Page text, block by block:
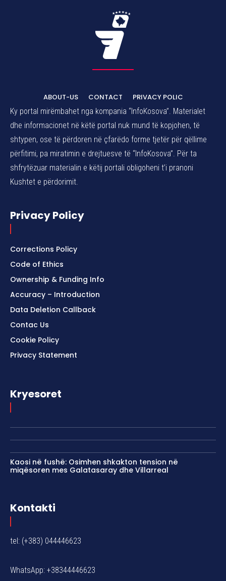
ABOUT-US CONTACT
PRIVACY POLIC
Ky portal mirëmbahet nga kompania “InfoKosova”. Materialet
dhe informacionet në këtë portal nuk mund të kopjohen, të
shtypen, ose të përdoren në çfarëdo forme tjetër për qëllime
përfitimi, pa miratimin e drejtuesve të “InfoKosova”. Për ta
shfrytëzuar materialin e këtij portali obligoheni t’i pranoni
Kushtet e përdorimit.
Privacy Policy
Corrections Policy
Code of Ethics
Ownership & Funding Info
Accuracy – Introduction
Data Deletion Callback
Contac Us
Cookie Policy
Privacy Statement
Kryesoret
Kaosi në fushë: Osimhen shkakton tension në
miqësoren mes Galatasaray dhe Villarreal
Kontakti
tel: (+383) 044446623
WhatsApp: +38344446623